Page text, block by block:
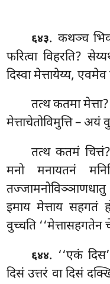
६४३. कथञ्च
फरित्वा विहरति?
दिस्वा मेत्तायेय्य,
तत्थकतमा मेत्ता?
मेत्ताचेतोविमुत्ति – अयं
तत्थ कतमं
मनो मनायतनं
तज्जामनोविञ्ञाणधातु
इमाय मेत्ताय सहगतं
वुच्चति ‘‘मेत्तासहगतेन
६४४. ‘‘एकं
दिसं उत्तरं वा दिसं